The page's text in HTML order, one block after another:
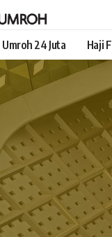
Umroh 24 Juta Haji